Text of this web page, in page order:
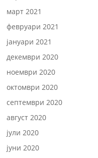
март 2021
февруари 2021
јануари 2021
декември 2020
ноември 2020
октомври 2020
септември 2020
август 2020
јули 2020
јуни 2020